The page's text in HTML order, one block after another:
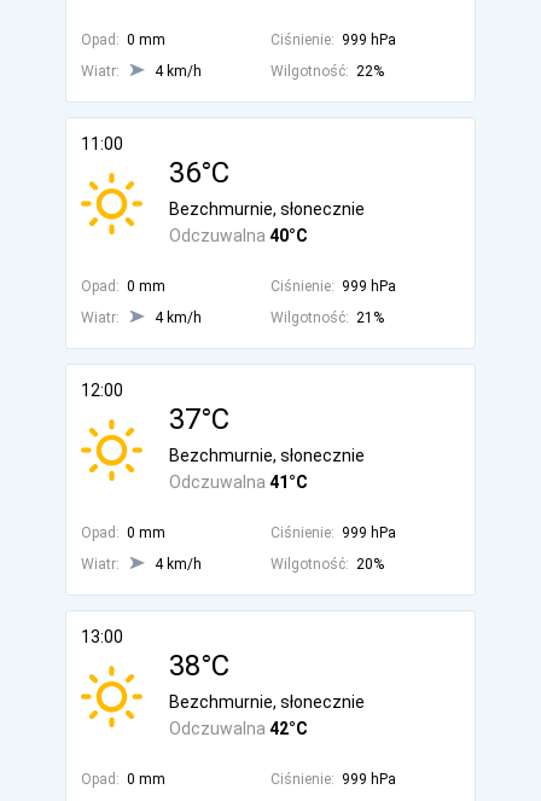
Opad: 0 mm Ciśnienie: 999 hPa
Wiatr:
4 km/h Wilgotność: 22%
11:00
36°C
Odczuwalna 40°C
Bezchmurnie, słonecznie
Opad: 0 mm Ciśnienie: 999 hPa
Wiatr:
4 km/h Wilgotność: 21%
12:00
37°C
Odczuwalna 41°C
Bezchmurnie, słonecznie
Opad: 0 mm Ciśnienie: 999 hPa
Wiatr:
4 km/h Wilgotność: 20%
13:00
38°C
Odczuwalna 42°C
Bezchmurnie, słonecznie
Opad: 0 mm Ciśnienie: 999 hPa